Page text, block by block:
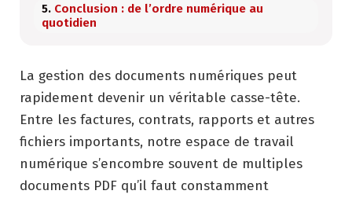
Conclusion : de l’ordre numérique au
quotidien
La gestion des documents numériques peut
rapidement devenir un véritable casse-tête.
Entre les factures, contrats, rapports et autres
fichiers importants, notre espace de travail
numérique s’encombre souvent de multiples
documents PDF qu’il faut constamment